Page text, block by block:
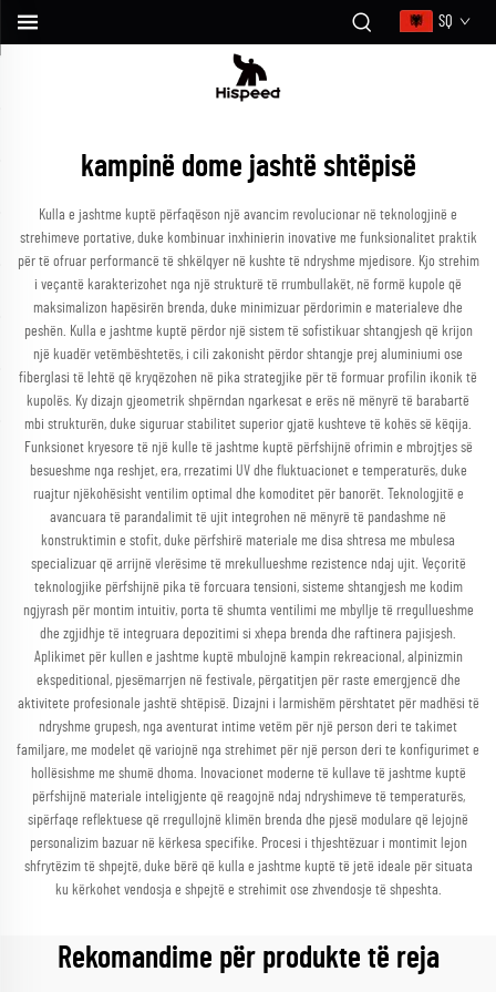
SQ
kampinë dome jashtë shtëpisë
Kulla e jashtme kuptë përfaqëson një avancim revolucionar në teknologjinë e
strehimeve portative, duke kombinuar inxhinierin inovative me funksionalitet praktik
për të ofruar performancë të shkëlqyer në kushte të ndryshme mjedisore. Kjo strehim
i veçantë karakterizohet nga një strukturë të rrumbullakët, në formë kupole që
maksimalizon hapësirën brenda, duke minimizuar përdorimin e materialeve dhe
peshën. Kulla e jashtme kuptë përdor një sistem të sofistikuar shtangjesh që krijon
një kuadër vetëmbështetës, i cili zakonisht përdor shtangje prej aluminiumi ose
fiberglasi të lehtë që kryqëzohen në pika strategjike për të formuar profilin ikonik të
kupolës. Ky dizajn gjeometrik shpërndan ngarkesat e erës në mënyrë të barabartë
mbi strukturën, duke siguruar stabilitet superior gjatë kushteve të kohës së këqija.
Funksionet kryesore të një kulle të jashtme kuptë përfshijnë ofrimin e mbrojtjes së
besueshme nga reshjet, era, rrezatimi UV dhe fluktuacionet e temperaturës, duke
ruajtur njëkohësisht ventilim optimal dhe komoditet për banorët. Teknologjitë e
avancuara të parandalimit të ujit integrohen në mënyrë të pandashme në
konstruktimin e stofit, duke përfshirë materiale me disa shtresa me mbulesa
specializuar që arrijnë vlerësime të mrekullueshme rezistence ndaj ujit. Veçoritë
teknologjike përfshijnë pika të forcuara tensioni, sisteme shtangjesh me kodim
ngjyrash për montim intuitiv, porta të shumta ventilimi me mbyllje të rregullueshme
dhe zgjidhje të integruara depozitimi si xhepa brenda dhe raftinera pajisjesh.
Aplikimet për kullen e jashtme kuptë mbulojnë kampin rekreacional, alpinizmin
ekspeditional, pjesëmarrjen në festivale, përgatitjen për raste emergjencë dhe
aktivitete profesionale jashtë shtëpisë. Dizajni i larmishëm përshtatet për madhësi të
ndryshme grupesh, nga aventurat intime vetëm për një person deri te takimet
familjare, me modelet që variojnë nga strehimet për një person deri te konfigurimet e
hollësishme me shumë dhoma. Inovacionet moderne të kullave të jashtme kuptë
përfshijnë materiale inteligjente që reagojnë ndaj ndryshimeve të temperaturës,
sipërfaqe reflektuese që rregullojnë klimën brenda dhe pjesë modulare që lejojnë
personalizim bazuar në kërkesa specifike. Procesi i thjeshtëzuar i montimit lejon
shfrytëzim të shpejtë, duke bërë që kulla e jashtme kuptë të jetë ideale për situata
ku kërkohet vendosja e shpejtë e strehimit ose zhvendosje të shpeshta.
Rekomandime për produkte të reja